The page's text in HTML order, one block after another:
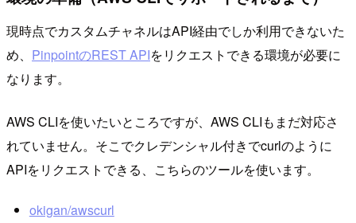
現時点でカスタムチャネルはAPI経由でしか利用できないた
め、 PinpointのREST APIをリクエストできる環境が必要に
なります。
AWS CLIを使いたいところですが、AWS CLIもまだ対応さ
れていません。そこでクレデンシャル付きでcurlのように
APIをリクエストできる、こちらのツールを使います。
okigan/awscurl